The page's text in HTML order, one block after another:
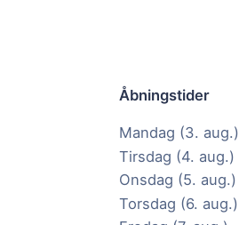
Åbningstider
Mandag (3. aug.)
Tirsdag (4. aug.)
Onsdag (5. aug.)
Torsdag (6. aug.)